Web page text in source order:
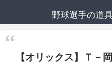
野球選手の道
【オリックス】Ｔ－